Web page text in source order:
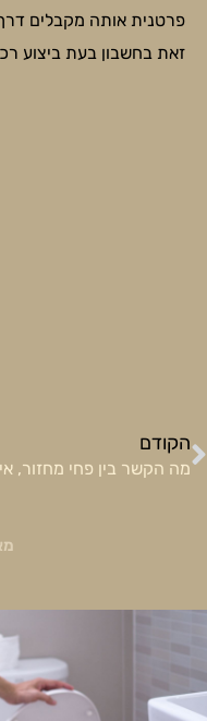
פרטנית אותה מקבלים
זאת בחשבון בעת ביצוע
קודם
הקודם